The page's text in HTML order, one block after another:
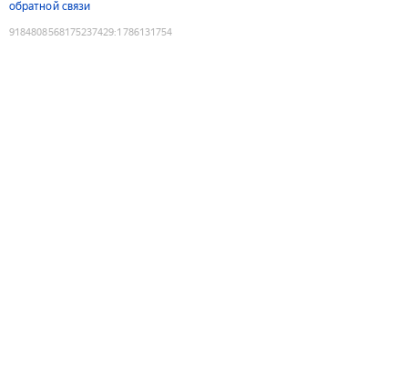
обратной связи
9184808568175237429:1786131754